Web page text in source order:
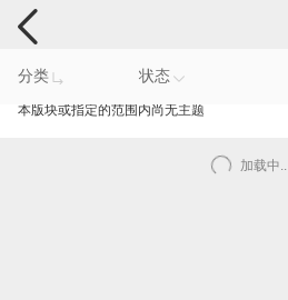
手机反馈
分类 状态
本版块或指定的范围内尚无主题
加载中..